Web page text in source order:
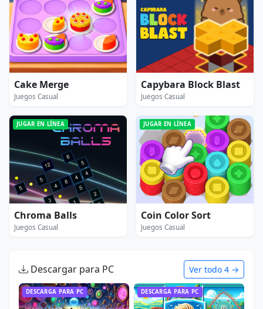
Cake Merge
Juegos Casual
Capybara Block Blast
Juegos Casual
JUGAR EN LÍNEA
Chroma Balls
Juegos Casual
JUGAR EN LÍNEA
Coin Color Sort
Juegos Casual
Descargar para PC Ver todo 4 →
DESCARGA PARA PC DESCARGA PARA PC